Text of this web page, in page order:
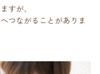
すが、
つながることがありま